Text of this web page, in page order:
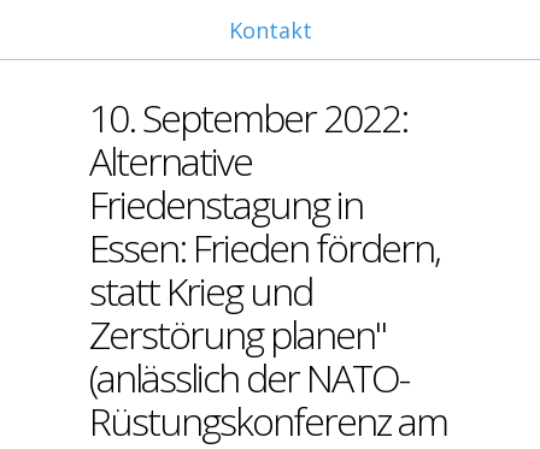
Kontakt
10. September 2022:
Alternative
Friedenstagung in
Essen: Frieden fördern,
statt Krieg und
Zerstörung planen"
(anlässlich der NATO-
Rüstungskonferenz am